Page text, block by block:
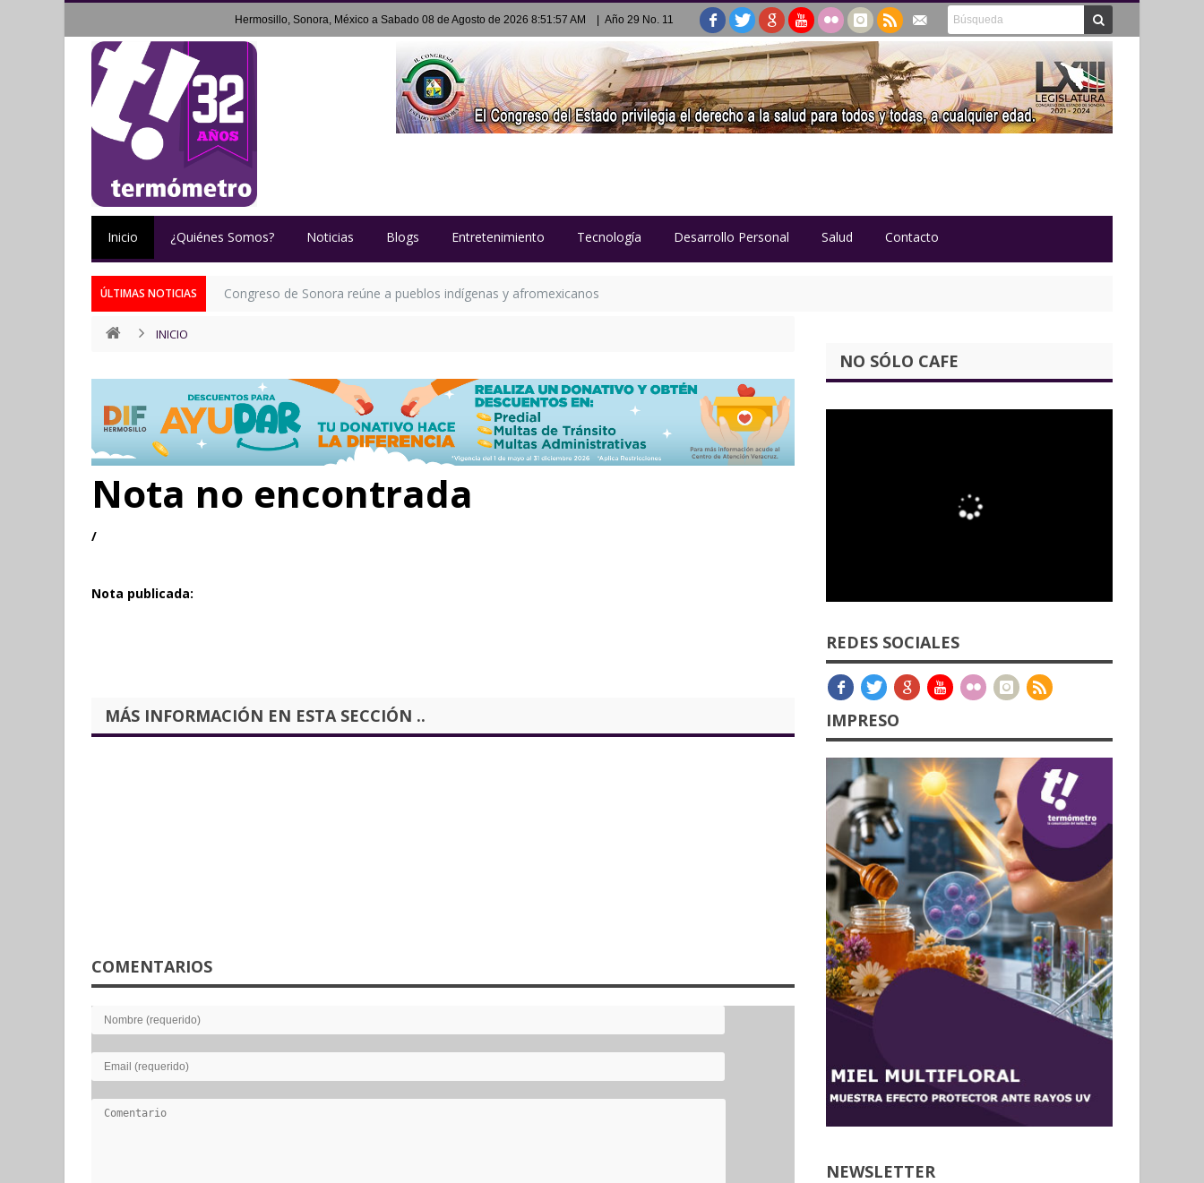
Hermosillo, Sonora, México a Sabado 08 de Agosto de 2026 8:51:57 AM | Año 29 No. 11
Inicio ¿Quiénes Somos? Noticias Blogs Entretenimiento Tecnología Desarrollo Personal Salud Contacto
ÚLTIMAS NOTICIAS Congreso de Sonora reúne a pueblos indígenas y afromexicanos
INICIO
Nota no encontrada
/
Nota publicada:
MÁS INFORMACIÓN EN ESTA SECCIÓN ..
COMENTARIOS
NO SÓLO CAFE
REDES SOCIALES
IMPRESO
NEWSLETTER